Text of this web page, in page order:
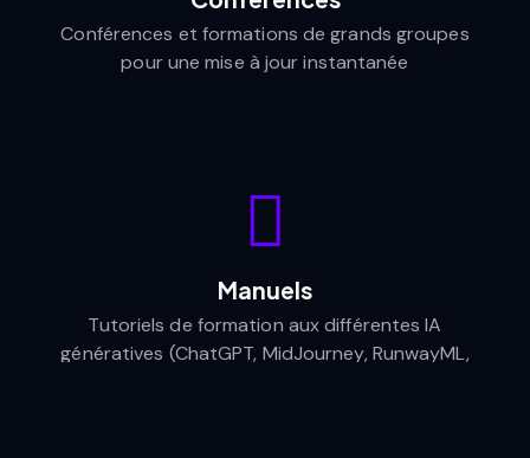
Conférences et formations de grands groupes
pour une mise à jour instantanée
Manuels
Tutoriels de formation aux différentes IA
génératives (ChatGPT, MidJourney, RunwayML,